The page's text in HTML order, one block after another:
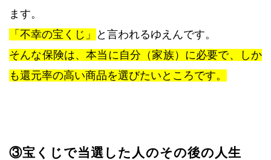
ます。
「不幸の宝くじ」
と言われるゆえんです。
そんな保険は、本当に自分（家族）に必要で、しか
も還元率の高い商品を選びたいところです。
③宝くじで当選した人のその後の人生